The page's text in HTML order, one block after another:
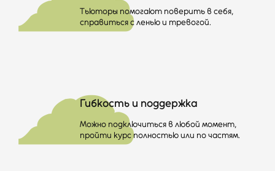
Тьюторы помогают поверить в себя,
справиться с ленью и тревогой.
Гибкость и поддержка
Можно подключиться в любой момент,
пройти курс полностью или по частям.
☁